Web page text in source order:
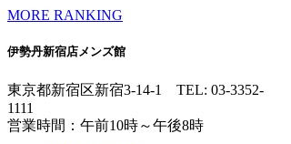
MORE RANKING
伊勢丹新宿店メンズ館
東京都新宿区新宿3-14-1 TEL: 03-3352-
1111
営業時間：午前10時～午後8時